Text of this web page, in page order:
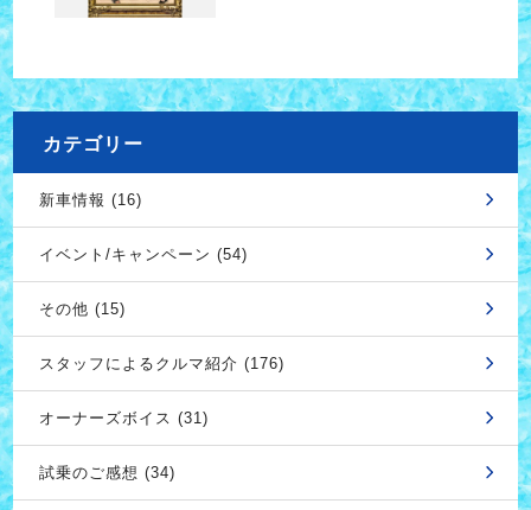
カテゴリー
新車情報 (16)
イベント/キャンペーン (54)
その他 (15)
スタッフによるクルマ紹介 (176)
オーナーズボイス (31)
試乗のご感想 (34)